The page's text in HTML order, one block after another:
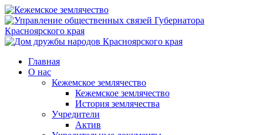
Главная
О нас
Кежемское землячество
Кежемское землячество
История землячества
Учредители
Актив